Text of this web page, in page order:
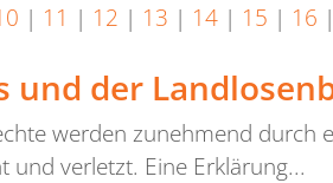
| 11 | 12 | 13 | 14 | 15 | 16 |
der
werden zunehmend durch
verletzt. Eine Erklärung...